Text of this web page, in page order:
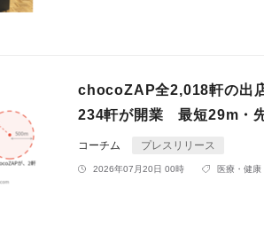
chocoZAP全2,018軒の出
234軒が開業 最短29m・
コーチム プレスリリース
2026年07月20日 00時 医療・健康